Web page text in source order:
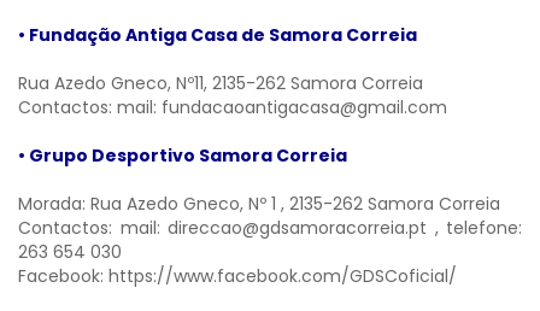
• Fundação Antiga Casa de Samora Correia
Rua Azedo Gneco, Nº11, 2135-262 Samora Correia
Contactos: mail: fundacaoantigacasa@gmail.com
• Grupo Desportivo Samora Correia
Morada: Rua Azedo Gneco, Nº 1 , 2135-262 Samora Correia
Contactos: mail: direccao@gdsamoracorreia.pt , telefone:
263 654 030
Facebook: https://www.facebook.com/GDSCoficial/